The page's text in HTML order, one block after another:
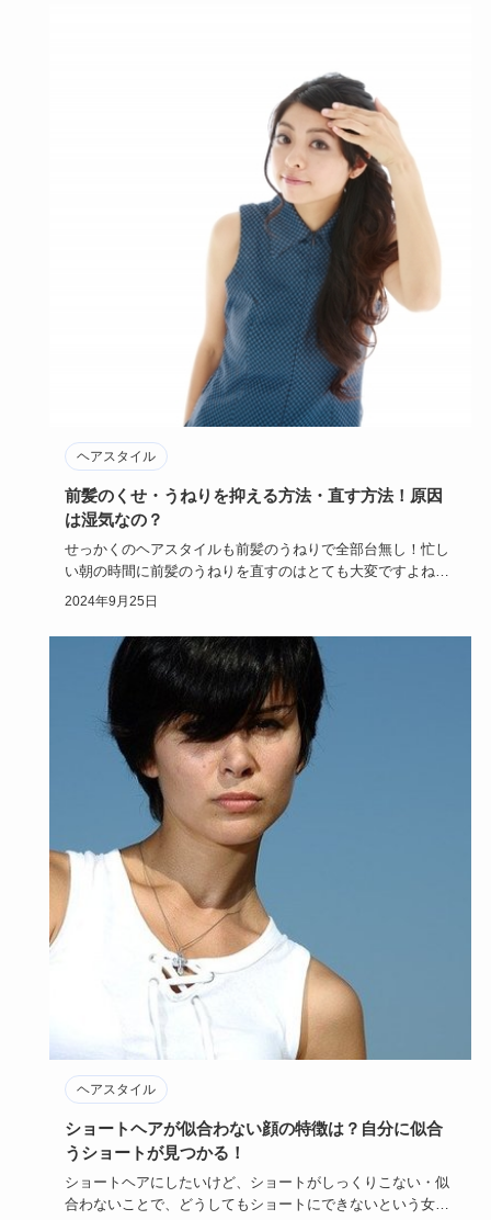
ヘアスタイル
前髪のくせ・うねりを抑える方法・直す方法！原因
は湿気なの？
せっかくのヘアスタイルも前髪のうねりで全部台無し！忙し
い朝の時間に前髪のうねりを直すのはとても大変ですよね！
当記事では前髪…
2024年9月25日
ヘアスタイル
ショートヘアが似合わない顔の特徴は？自分に似合
うショートが見つかる！
ショートヘアにしたいけど、ショートがしっくりこない・似
合わないことで、どうしてもショートにできないという女性